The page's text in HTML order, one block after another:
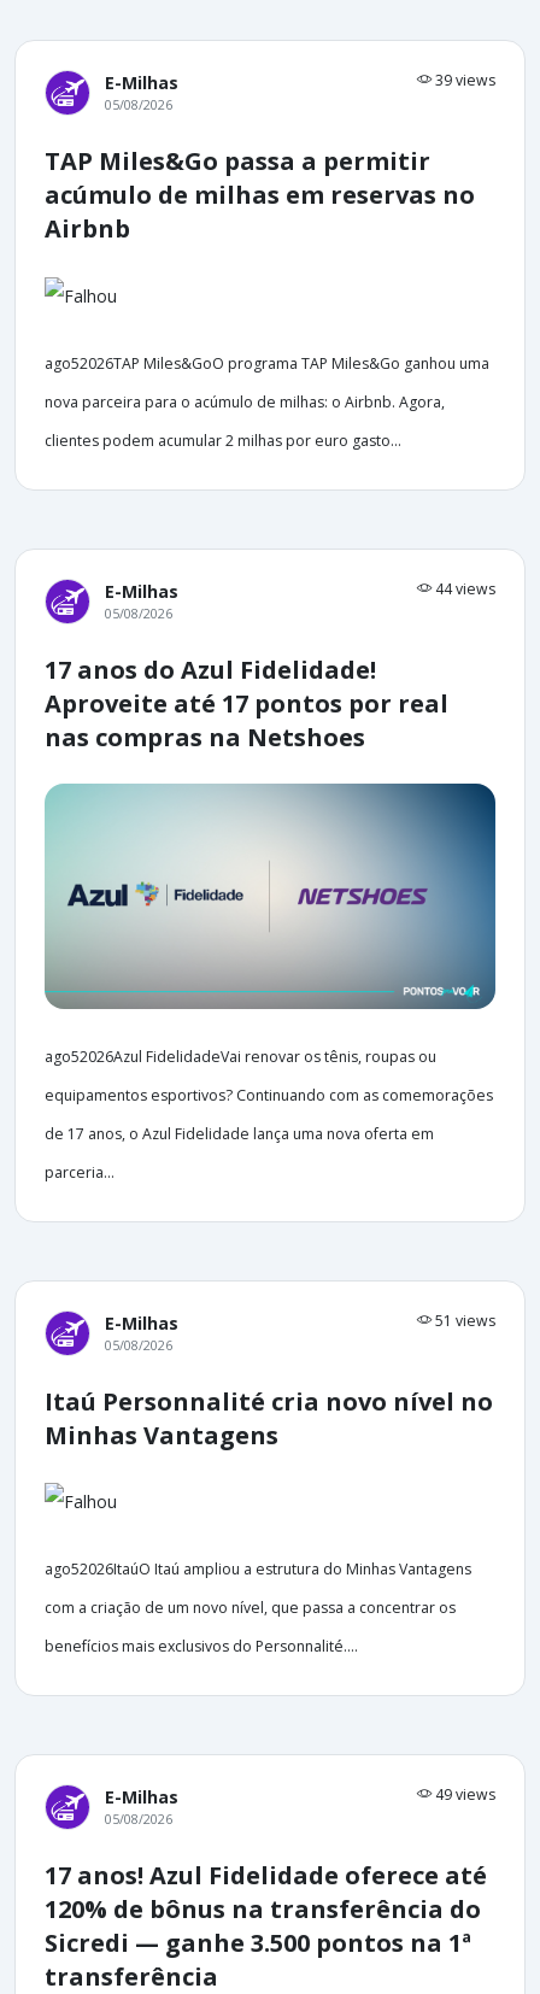
E-Milhas 39 views
05/08/2026
TAP Miles&Go passa a permitir
acúmulo de milhas em reservas no
Airbnb
ago52026TAP Miles&GoO programa TAP Miles&Go ganhou uma
nova parceira para o acúmulo de milhas: o Airbnb. Agora,
clientes podem acumular 2 milhas por euro gasto...
E-Milhas 44 views
05/08/2026
17 anos do Azul Fidelidade!
Aproveite até 17 pontos por real
nas compras na Netshoes
ago52026Azul FidelidadeVai renovar os tênis, roupas ou
equipamentos esportivos? Continuando com as comemorações
de 17 anos, o Azul Fidelidade lança uma nova oferta em
parceria...
E-Milhas 51 views
05/08/2026
Itaú Personnalité cria novo nível no
Minhas Vantagens
ago52026ItaúO Itaú ampliou a estrutura do Minhas Vantagens
com a criação de um novo nível, que passa a concentrar os
benefícios mais exclusivos do Personnalité....
E-Milhas 49 views
05/08/2026
17 anos! Azul Fidelidade oferece até
120% de bônus na transferência do
Sicredi — ganhe 3.500 pontos na 1ª
transferência